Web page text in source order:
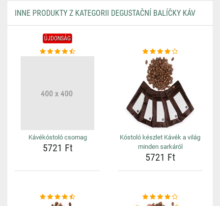
INNE PRODUKTY Z KATEGORII DEGUSTAČNÍ BALÍČKY KÁV
ÚJDONSÁG
Kávékóstoló csomag
5721 Ft
Kóstoló készlet Kávék a világ
minden sarkáról
5721 Ft